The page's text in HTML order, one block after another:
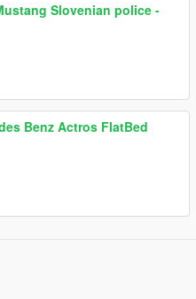
Slovenian police -
Benz Actros FlatBed